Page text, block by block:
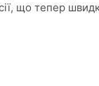
що тепер